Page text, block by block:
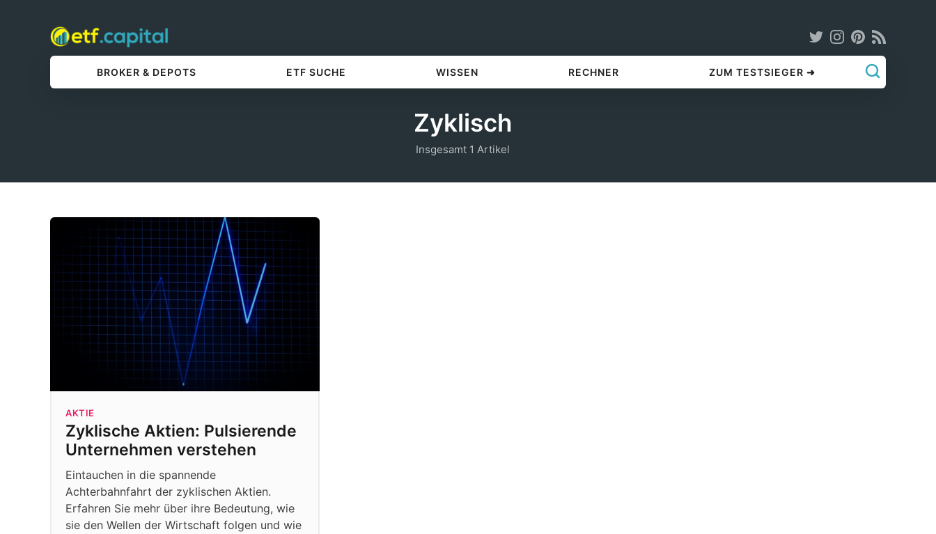
BROKER & DEPOTS ETF SUCHE WISSEN RECHNER ZUM TESTSIEGER ➜
Zyklisch
Insgesamt 1 Artikel
AKTIE
Zyklische Aktien: Pulsierende
Unternehmen verstehen
Eintauchen in die spannende
Achterbahnfahrt der zyklischen Aktien.
Erfahren Sie mehr über ihre Bedeutung, wie
sie den Wellen der Wirtschaft folgen und wie